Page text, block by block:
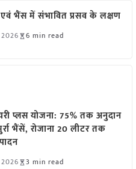
एवं भैंस में संभावित प्रसव के लक्षण
6 min read
प्लस योजना: 75% तक अनुदान
भैंसें, रोजाना 20 लीटर तक
3 min read